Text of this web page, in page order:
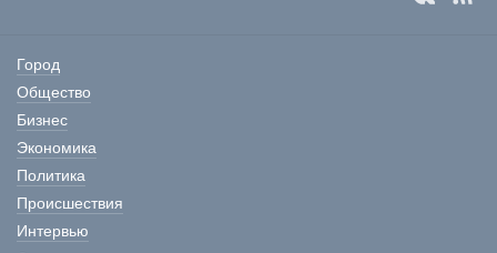
Город
Общество
Бизнес
Экономика
Политика
Происшествия
Интервью